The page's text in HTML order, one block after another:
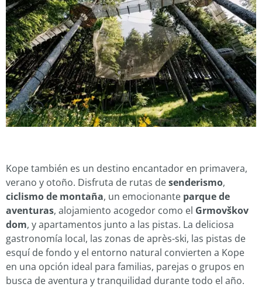
Kope también es un destino encantador en primavera,
verano y otoño. Disfruta de rutas desenderismo,
ciclismo de montaña, un emocionante parque de
aventuras, alojamiento acogedor como el Grmovškov
dom, y apartamentos junto a las pistas. La deliciosa
gastronomía local, las zonas de après-ski, las pistas de
esquí de fondo y el entorno natural convierten a Kope
en una opción ideal para familias, parejas o grupos en
busca de aventura y tranquilidad durante todo el año.